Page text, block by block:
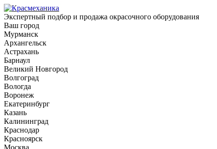
Экспертный подбор и продажа окрасочного оборудования
Ваш город
Мурманск
Архангельск
Астрахань
Барнаул
Великий Новгород
Волгоград
Вологда
Воронеж
Екатеринбург
Казань
Калининград
Краснодар
Красноярск
Москва